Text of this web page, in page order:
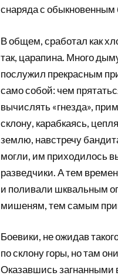
снаряда с
В общем, сработал как
так, царапина. Много
послужил прекрасным
само собой: чем
вычислять «гнезда»,
склону, карабкаясь,
землю, навстречу
могли, им приходилось
разведчики. А тем
и поливали шквальным
мишеням, тем самым
Боевики, не ожидав
по склону горы, но там
Оказавшись загнанными